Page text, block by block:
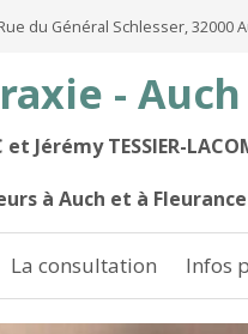
du Général Schlesser, 32000
-
Jérémy TESSIER-
à Auch et à Fleurance
La consultation Infos